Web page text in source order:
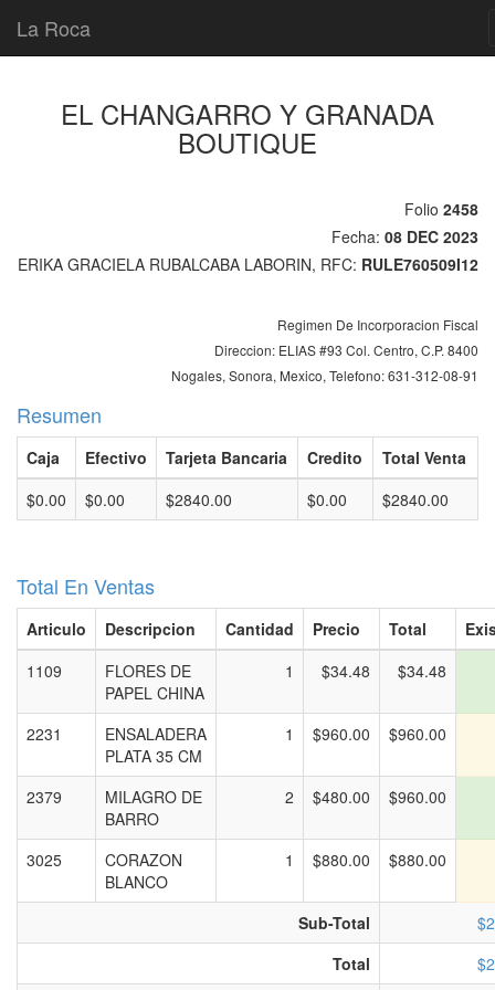
La Roca
EL CHANGARRO Y GRANADA
BOUTIQUE
Folio 2458
Fecha: 08 DEC 2023
ERIKA GRACIELA RUBALCABA LABORIN, RFC: RULE760509I12
Regimen De Incorporacion Fiscal
Direccion: ELIAS #93 Col. Centro, C.P. 8400
Nogales, Sonora, Mexico, Telefono: 631-312-08-91
Resumen
Caja Efectivo Tarjeta Bancaria Credito
Total Venta
$0.00
$0.00 $2840.00 $0.00 $2840.00
Total En Ventas
Articulo Descripcion Cantidad Precio Total
1109
FLORES DE
PAPEL CHINA
1 $34.48 $34.48
2231
ENSALADERA
PLATA 35 CM
1 $960.00 $960.00
2379
MILAGRO DE
BARRO
2 $480.00 $960.00
3025
CORAZON
BLANCO
1 $880.00 $880.00
Sub-Total
Total